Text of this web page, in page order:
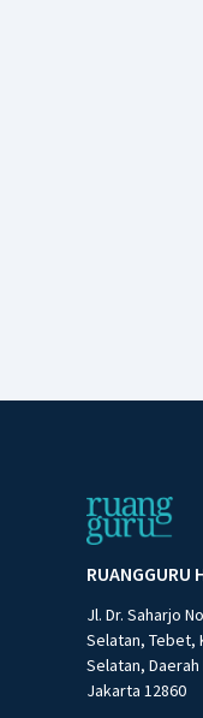
RUANGGURU
Jl. Dr. Saharjo
Selatan, Tebet,
Selatan,
Jakarta 12860